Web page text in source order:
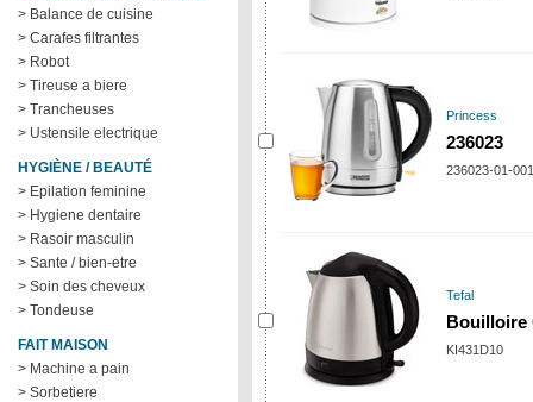
> Balance de cuisine
> Carafes filtrantes
> Robot
> Tireuse a biere
> Trancheuses
> Ustensile electrique
HYGIÈNE / BEAUTÉ
> Epilation feminine
> Hygiene dentaire
> Rasoir masculin
> Sante / bien-etre
> Soin des cheveux
> Tondeuse
FAIT MAISON
> Machine a pain
> Sorbetiere
Princess
236023
236023-01-001
Tefal
Bouilloire
KI431D10